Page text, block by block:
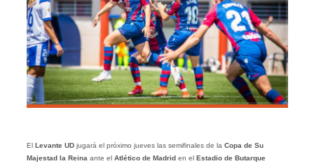
El Levante UD jugará el próximo jueves las semifinales de la Copa de Su
Majestad la Reinaante el Atlético de Madriden el Estadio de Butarque